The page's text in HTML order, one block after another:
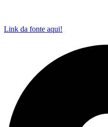
Link da fonte aqui!